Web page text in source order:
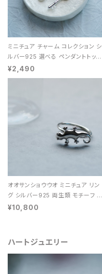
ミニチュア チャーム コレクション シ
ルバー925 選べる ペンダントトップ
レディース ユニセックス
¥2,490
オオサンショウウオ ミニチュア リン
グ シルバー925 両生類 モチーフ レ
ディース ユニセックス
¥10,800
ハートジュエリー